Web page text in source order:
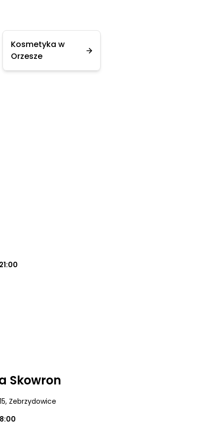
Kosmetyka w
Orzesze
Skowron
, Zebrzydowice